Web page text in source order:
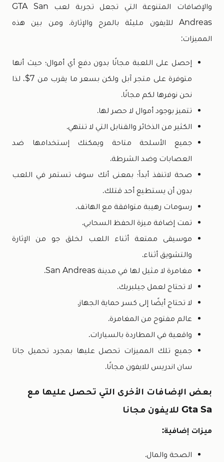
والإضافات المتنوعة التي تجعل تجربة لعب GTA San
Andreas للآيفون مليئة بالمرح والإثارة. ومن بين هذه
المميزات:
إحصل على اللعبة مجانًا بدون دفع أي أموال؛ حيث أنها
متوفرة على متجر آبل ولكن بسعر ما يقرب من 7$، لذا
نحن نوفرها لكم مجانًا.
تتميز بوجود أموال لا حصر لها.
الكثير من الذخائر والقنابل التي لا تنتهي.
جميع الأسلحة متاحة ويمكنك إستخدامها ضد
العصابات وضد الشرطة.
صحة لاتنفذ أبداً؛ بمعنى أنك سوف تستمر في اللعب
بدون أن يستطيع أحد قتلك.
رسومات رهيبة متوافقة مع الهاتف.
تمت إضافة ميزة الحفظ السحابي.
موسيقى ممتعة أثناء اللعب لخلق جو من الإثارة
والتشويق أثناء.
مغامرة لا مثيل لها في مدينة San Andreas.
لا تحتاج لعمل جيلبريك.
لا تحتاج أيضًا إلى كسر حماية الجهاز.
عالم مفتوح من المغامرة.
واقعية في المطاردة بالسيارات.
جميع تلك المميزات تحصل عليها بمجرد تحميل جاتا
سان اندريس للايفون مجانًا.
بعض الإضافات الأخرى التي تحصل عليها مع
Gta Sa للايفون مجانا
ميزات إضافية:
الصحة والمال.